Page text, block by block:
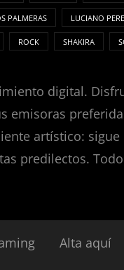
PALMERAS LUCIANO
ROCK SHAKIRA
digital.
emisoras
artístico:
predilectos.
Alta aquí